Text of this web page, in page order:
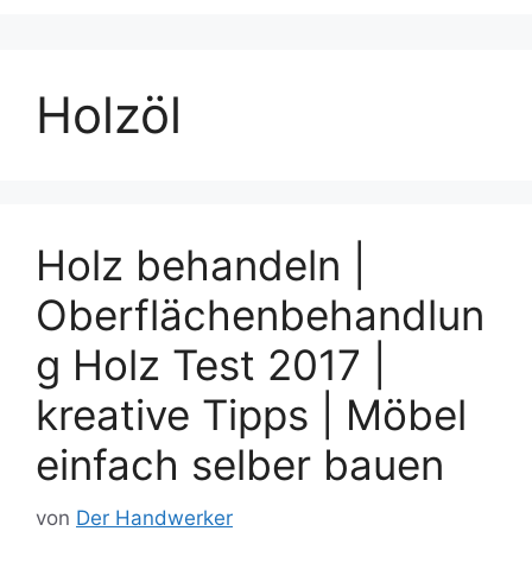
Holzöl
Holz behandeln |
Oberflächenbehandlun
g Holz Test 2017 |
kreative Tipps | Möbel
einfach selber bauen
von Der Handwerker